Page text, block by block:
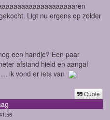
Ligt nu ergens op zolder
een handje? Een paar
afstand hield en aangaf
ik vond er iets van
Quote